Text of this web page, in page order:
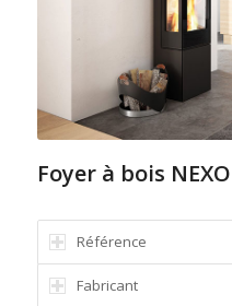
Foyer à bois
Référence
Fabricant